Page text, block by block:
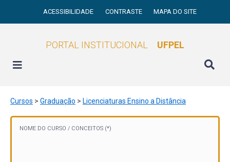
ACESSIBILIDADE CONTRASTE MAPA DO SITE
PORTAL INSTITUCIONAL UFPEL
Cursos > Graduação > Licenciaturas Ensino a Distância
NOME DO CURSO / CONCEITOS (*)